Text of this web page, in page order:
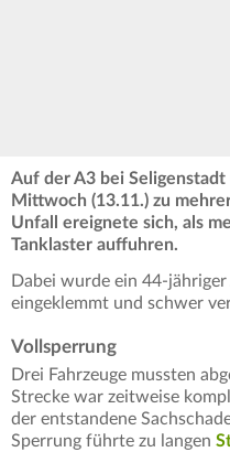
Auf der A3 bei
Mittwoch (13.11.) zu
Unfall ereignete sich, als
Tanklaster auffuhren.
Dabei wurde ein 44-
eingeklemmt und schwer
Vollsperrung
Drei Fahrzeuge mussten
Strecke war zeitweise
der entstandene
Sperrung führte zu langen